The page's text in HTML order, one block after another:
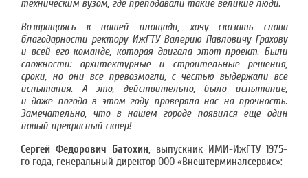
техническим вузом, где преподавали такие великие люди.
Возвращаясь к нашей площади, хочу сказать слова
благодарности ректору ИжГТУ Валерию Павловичу Грахову
и всей его команде, которая двигала этот проект. Были
сложности: архитектурные и строительные решения,
сроки, но они все превозмогли, с честью выдержали все
испытания. А это, действительно, было испытание,
и даже погода в этом году проверяла нас на прочность.
Замечательно, что в нашем городе появился еще один
новый прекрасный сквер!
Сергей Федорович Батохин, выпускник ИМИ-ИжГТУ 1975-
го года, генеральный директор ООО «Внештерминалсервис»: